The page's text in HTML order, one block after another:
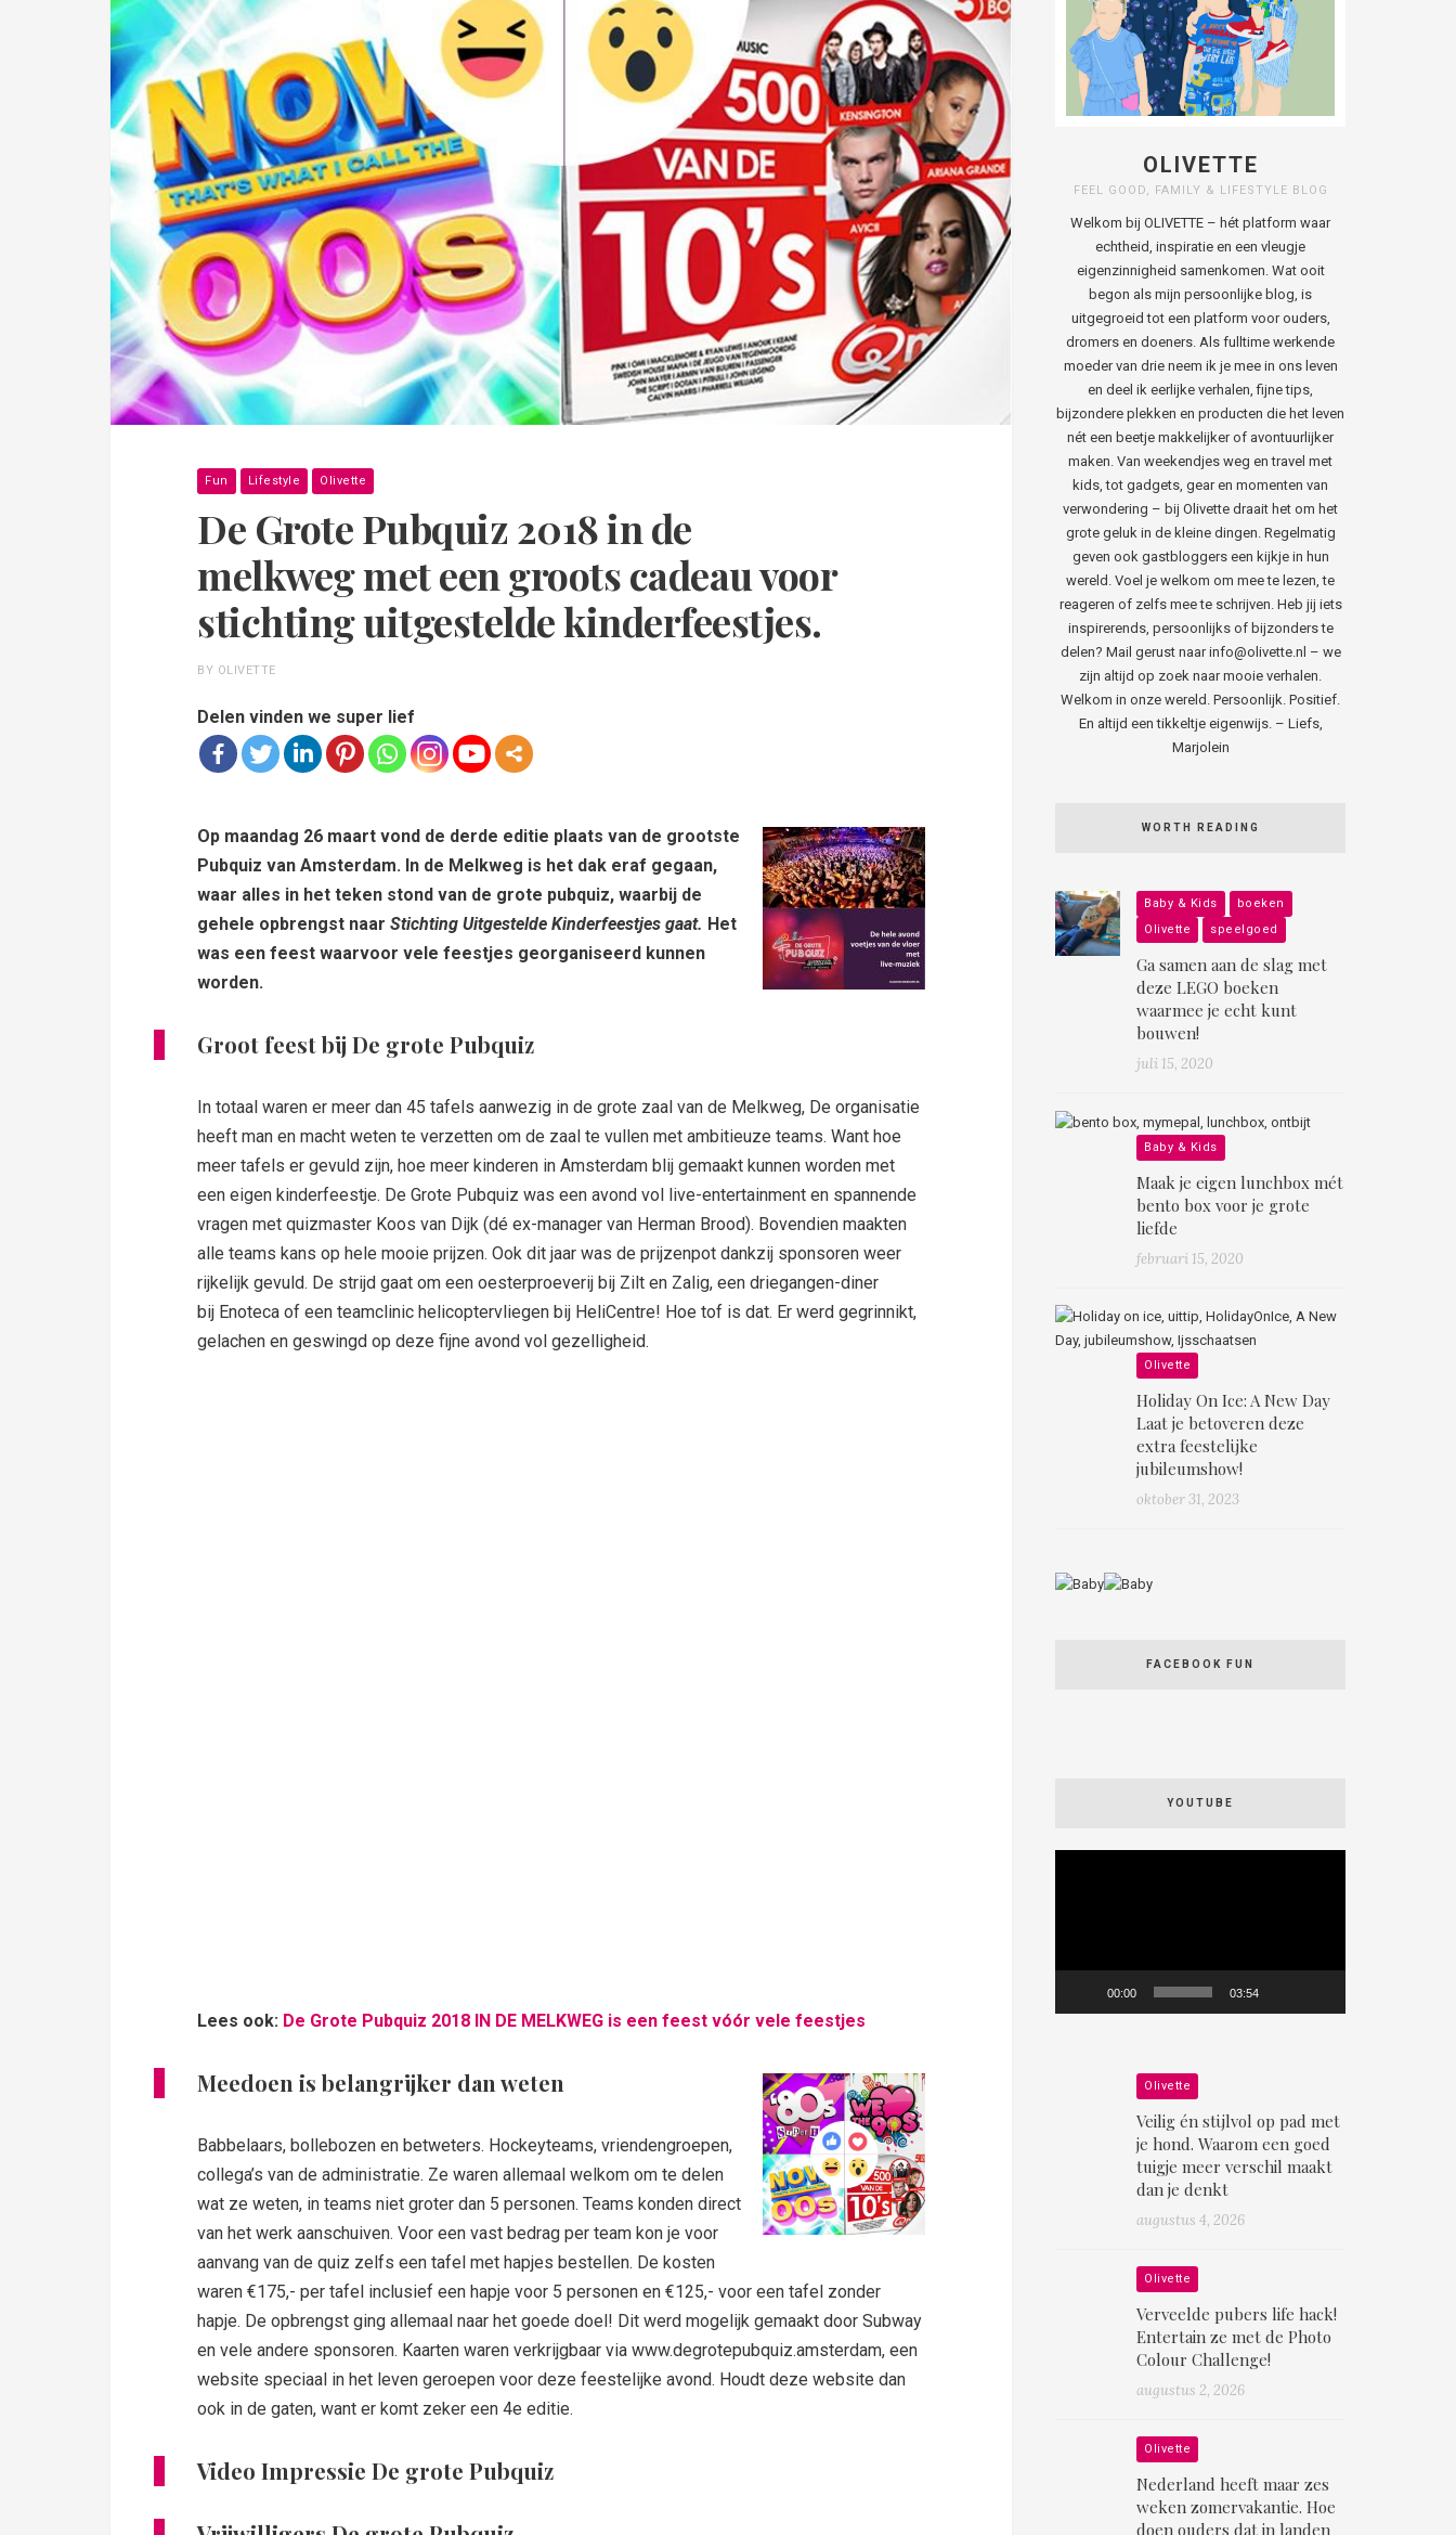
Fun Lifestyle Olivette
De Grote Pubquiz 2018 in de
melkweg met een groots cadeau voor
stichting uitgestelde kinderfeestjes.
BY OLIVETTE
Delen vinden we super lief
Op maandag 26 maart vond de derde editie plaats van de grootste
Pubquiz van Amsterdam. In de Melkweg is het dak eraf gegaan,
waar alles in het teken stond van de grote pubquiz, waarbij de
gehele opbrengst naar Stichting Uitgestelde Kinderfeestjes gaat. Het
was een feest waarvoor vele feestjes georganiseerd kunnen
worden.
Groot feest bij De grote Pubquiz
In totaal waren er meer dan 45 tafels aanwezig in de grote zaal van de Melkweg, De organisatie
heeft man en macht weten te verzetten om de zaal te vullen met ambitieuze teams. Want hoe
meer tafels er gevuld zijn, hoe meer kinderen in Amsterdam blij gemaakt kunnen worden met
een eigen kinderfeestje. De Grote Pubquiz was een avond vol live-entertainment en spannende
vragen met quizmaster Koos van Dijk (dé ex-manager van Herman Brood). Bovendien maakten
alle teams kans op hele mooie prijzen. Ook dit jaar was de prijzenpot dankzij sponsoren weer
rijkelijk gevuld. De strijd gaat om een oesterproeverij bij Zilt en Zalig, een driegangen-diner
bij Enoteca of een teamclinic helicoptervliegen bij HeliCentre! Hoe tof is dat. Er werd gegrinnikt,
gelachen en geswingd op deze fijne avond vol gezelligheid.
Lees ook: De Grote Pubquiz 2018 IN DE MELKWEG is een feest vóór vele feestjes
Meedoen is belangrijker dan weten
Babbelaars, bollebozen en betweters. Hockeyteams, vriendengroepen,
collega’s van de administratie. Ze waren allemaal welkom om te delen
wat ze weten, in teams niet groter dan 5 personen. Teams konden direct
van het werk aanschuiven. Voor een vast bedrag per team kon je voor
aanvang van de quiz zelfs een tafel met hapjes bestellen. De kosten
waren €175,- per tafel inclusief een hapje voor 5 personen en €125,- voor een tafel zonder
hapje. De opbrengst ging allemaal naar het goede doel! Dit werd mogelijk gemaakt door Subway
en vele andere sponsoren. Kaarten waren verkrijgbaar via www.degrotepubquiz.amsterdam, een
website speciaal in het leven geroepen voor deze feestelijke avond. Houdt deze website dan
ook in de gaten, want er komt zeker een 4e editie.
Video Impressie De grote Pubquiz
OLIVETTE
FEEL GOOD, FAMILY & LIFESTYLE BLOG
Welkom bij OLIVETTE – hét platform waar
echtheid, inspiratie en een vleugje
eigenzinnigheid samenkomen. Wat ooit
begon als mijn persoonlijke blog, is
uitgegroeid tot een platform voor ouders,
dromers en doeners. Als fulltime werkende
moeder van drie neem ik je mee in ons leven
en deel ik eerlijke verhalen, fijne tips,
bijzondere plekken en producten die het leven
nét een beetje makkelijker of avontuurlijker
maken. Van weekendjes weg en travel met
kids, tot gadgets, gear en momenten van
verwondering – bij Olivette draait het om het
grote geluk in de kleine dingen. Regelmatig
geven ook gastbloggers een kijkje in hun
wereld. Voel je welkom om mee te lezen, te
reageren of zelfs mee te schrijven. Heb jij iets
inspirerends, persoonlijks of bijzonders te
delen? Mail gerust naar info@olivette.nl – we
zijn altijd op zoek naar mooie verhalen.
Welkom in onze wereld. Persoonlijk. Positief.
En altijd een tikkeltje eigenwijs. – Liefs,
Marjolein
WORTH READING
Baby & Kids
boeken
Olivette
speelgoed
Ga samen aan de slag met
deze LEGO boeken
waarmee je echt kunt
bouwen!
juli 15, 2020
Baby & Kids
Maak je eigen lunchbox mét
bento box voor je grote
liefde
februari 15, 2020
Olivette
Holiday On Ice: A New Day
Laat je betoveren deze
extra feestelijke
jubileumshow!
oktober 31, 2023
FACEBOOK FUN
YOUTUBE
00:00 03:54
Olivette
Veilig én stijlvol op pad met
je hond. Waarom een goed
tuigje meer verschil maakt
dan je denkt
augustus 4, 2026
Olivette
Verveelde pubers life hack!
Entertain ze met de Photo
Colour Challenge!
augustus 2, 2026
Olivette
Nederland heeft maar zes
weken zomervakantie. Hoe
doen ouders dat in landen